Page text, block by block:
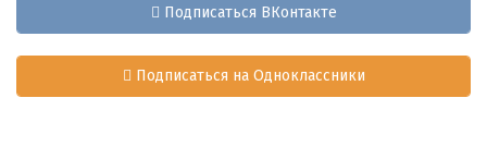
Подписаться ВКонтакте
Подписаться на Одноклассники